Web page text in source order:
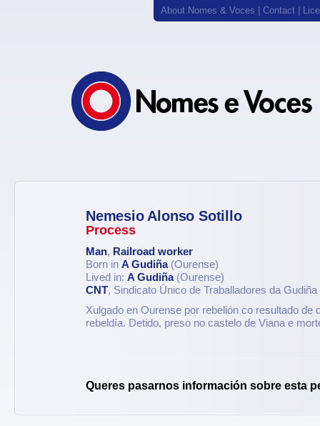
About Nomes & Voces Contact
Nemesio Alonso Sotillo
Process
Man, Railroad worker
Born in A Gudiña(Ourense)
Lived in: A Gudiña(Ourense)
CNT, Sindicato Único de Traballadores da Gudiña
Xulgado en Ourense por rebelión co resultado de
rebeldía. Detido, preso no castelo de Viana e
Queres pasarnos información sobre esta